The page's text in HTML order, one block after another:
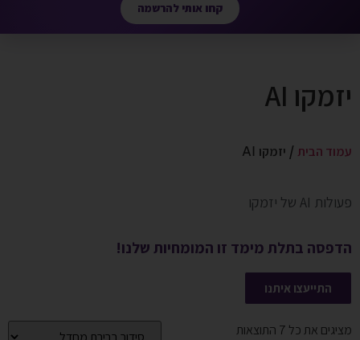
קחו אותי להרשמה
יזמקו AI
עמוד הבית / יזמקו AI
פעולות AI של יזמקו
הדפסה בתלת מימד זו המומחיות שלנו!
התייעצו איתנו
מציגים את כל ⁦7⁩ התוצאות